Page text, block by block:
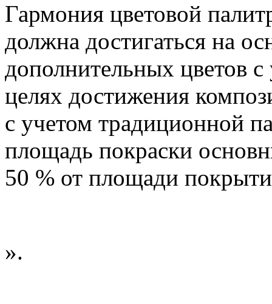
Гармония цветовой
должна достигаться на
дополнительных цветов
целях достижения
с учетом традиционной
площадь покраски
50 % от площади
».